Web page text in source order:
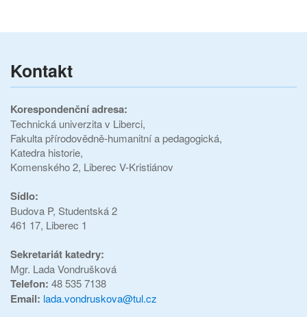
Kontakt
Korespondenční adresa:
Technická univerzita v Liberci,
Fakulta přírodovědně-humanitní a pedagogická,
Katedra historie,
Komenského 2, Liberec V-Kristiánov
Sídlo:
Budova P, Studentská 2
461 17, Liberec 1
Sekretariát katedry:
Mgr. Lada Vondrušková
Telefon: 48 535 7138
Email: lada.vondruskova@tul.cz